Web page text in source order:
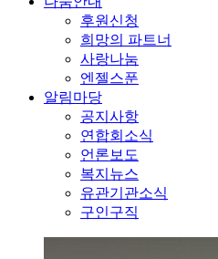
후원신청
희망의 파트너
사랑나눔
엔젤스푼
알림마당
공지사항
연합회소식
언론보도
복지뉴스
유관기관소식
구인구직